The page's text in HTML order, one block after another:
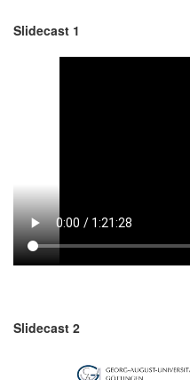
Slidecast 1
Slidecast 2